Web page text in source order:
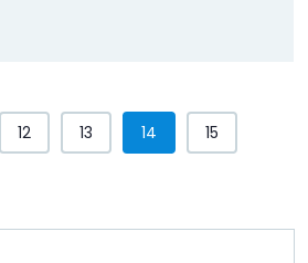
12 13 14
15